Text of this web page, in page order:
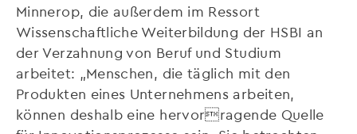
Minnerop, die außerdem im Ressort
Wissenschaftliche Weiterbildung der HSBI an
der Verzahnung von Beruf und Studium
arbeitet: „Menschen, die täglich mit den
Produkten eines Unternehmens arbeiten,
können deshalb eine hervorragende Quelle